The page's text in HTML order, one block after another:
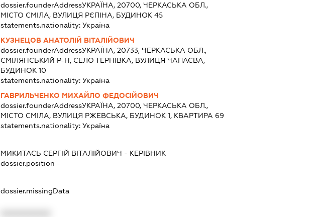
dossier.founderAddressУКРАЇНА, 20700, ЧЕРКАСЬКА ОБЛ.,
МІСТО СМІЛА, ВУЛИЦЯ РЄПІНА, БУДИНОК 45
statements.nationality: Україна
КУЗНЕЦОВ АНАТОЛІЙ ВІТАЛІЙОВИЧ
dossier.founderAddressУКРАЇНА, 20733, ЧЕРКАСЬКА ОБЛ.,
СМІЛЯНСЬКИЙ Р-Н, СЕЛО ТЕРНІВКА, ВУЛИЦЯ ЧАПАЄВА,
БУДИНОК 10
statements.nationality: Україна
ГАВРИЛЬЧЕНКО МИХАЙЛО ФЕДОСІЙОВИЧ
dossier.founderAddressУКРАЇНА, 20700, ЧЕРКАСЬКА ОБЛ.,
МІСТО СМІЛА, ВУЛИЦЯ РЖЕВСЬКА, БУДИНОК 1, КВАРТИРА 69
statements.nationality: Україна
МИКИТАСЬ СЕРГІЙ ВІТАЛІЙОВИЧ - КЕРІВНИК
dossier.position -
dossier.missingData